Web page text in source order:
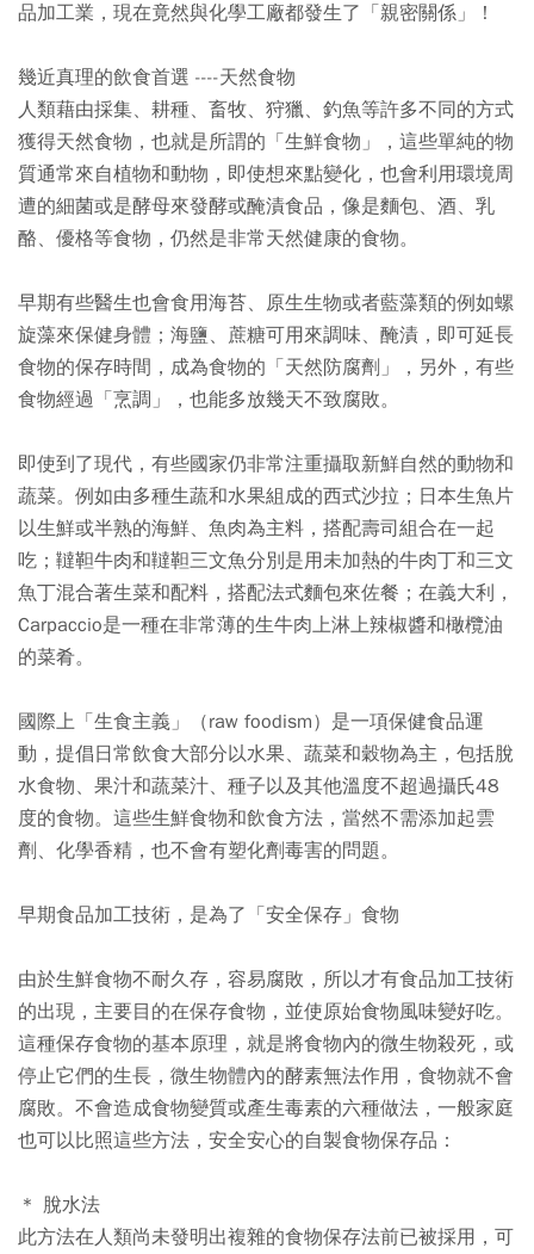
品加工業，現在竟然與化學工廠都發生了「親密關係」！
幾近真理的飲食首選 ----天然食物
人類藉由採集、耕種、畜牧、狩獵、釣魚等許多不同的方式
獲得天然食物，也就是所謂的「生鮮食物」，這些單純的物
質通常來自植物和動物，即使想來點變化，也會利用環境周
遭的細菌或是酵母來發酵或醃漬食品，像是麵包、酒、乳
酪、優格等食物，仍然是非常天然健康的食物。
早期有些醫生也會食用海苔、原生生物或者藍藻類的例如螺
旋藻來保健身體；海鹽、蔗糖可用來調味、醃漬，即可延長
食物的保存時間，成為食物的「天然防腐劑」，另外，有些
食物經過「烹調」，也能多放幾天不致腐敗。
即使到了現代，有些國家仍非常注重攝取新鮮自然的動物和
蔬菜。例如由多種生蔬和水果組成的西式沙拉；日本生魚片
以生鮮或半熟的海鮮、魚肉為主料，搭配壽司組合在一起
吃；韃靼牛肉和韃靼三文魚分別是用未加熱的牛肉丁和三文
魚丁混合著生菜和配料，搭配法式麵包來佐餐；在義大利，
Carpaccio是一種在非常薄的生牛肉上淋上辣椒醬和橄欖油
的菜肴。
國際上「生食主義」（raw foodism）是一項保健食品運
動，提倡日常飲食大部分以水果、蔬菜和穀物為主，包括脫
水食物、果汁和蔬菜汁、種子以及其他溫度不超過攝氏48
度的食物。這些生鮮食物和飲食方法，當然不需添加起雲
劑、化學香精，也不會有塑化劑毒害的問題。
早期食品加工技術，是為了「安全保存」食物
由於生鮮食物不耐久存，容易腐敗，所以才有食品加工技術
的出現，主要目的在保存食物，並使原始食物風味變好吃。
這種保存食物的基本原理，就是將食物內的微生物殺死，或
停止它們的生長，微生物體內的酵素無法作用，食物就不會
腐敗。不會造成食物變質或產生毒素的六種做法，一般家庭
也可以比照這些方法，安全安心的自製食物保存品：
＊ 脫水法
此方法在人類尚未發明出複雜的食物保存法前已被採用，可